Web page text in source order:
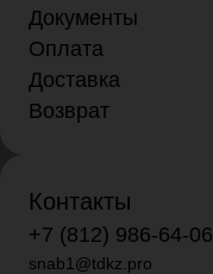
Документы
Оплата
Доставка
Возврат
Контакты
+7 (812) 986-64-06
snab1@tdkz.pro